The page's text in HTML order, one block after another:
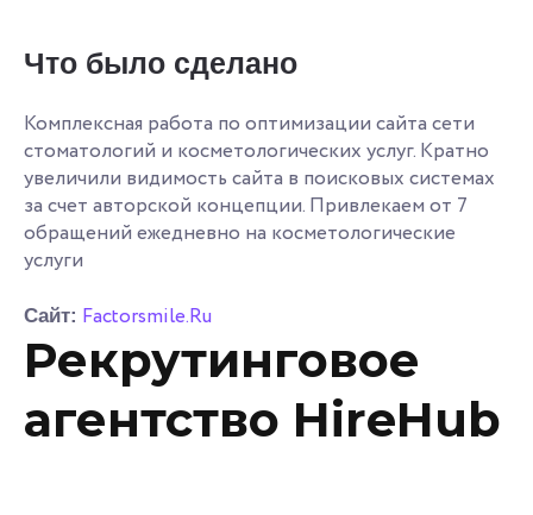
Что было сделано
Комплексная работа по оптимизации сайта сети
стоматологий и косметологических услуг. Кратно
увеличили видимость сайта в поисковых системах
за счет авторской концепции. Привлекаем от 7
обращений ежедневно на косметологические
услуги
Сайт: Factorsmile.Ru
Рекрутинговое
агентство HireHub